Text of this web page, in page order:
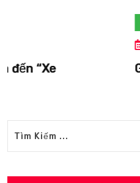
Giải mã giấc mơ liên